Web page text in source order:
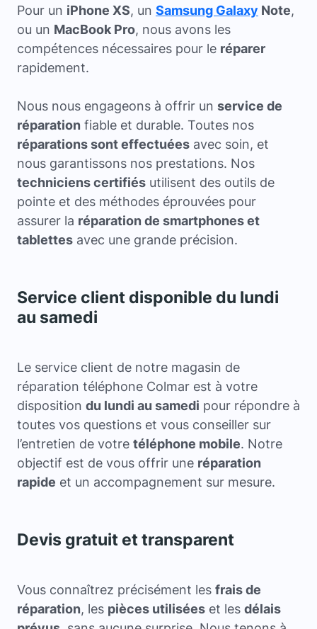
Pour un iPhone XS, un Samsung Galaxy Note,
ou un MacBook Pro, nous avons les
compétences nécessaires pour le réparer
rapidement.
Nous nous engageons à offrir un service de
réparation fiable et durable. Toutes nos
réparations sont effectuées avec soin, et
nous garantissons nos prestations. Nos
techniciens certifiés utilisent des outils de
pointe et des méthodes éprouvées pour
assurer la réparation de smartphones et
tablettes avec une grande précision.
Service client disponible du lundi
au samedi
Le service client de notre magasin de
réparation téléphone Colmar est à votre
disposition du lundi au samedi pour répondre à
toutes vos questions et vous conseiller sur
l’entretien de votre téléphone mobile. Notre
objectif est de vous offrir une réparation
rapide et un accompagnement sur mesure.
Devis gratuit et transparent
Vous connaîtrez précisément les frais de
réparation, les pièces utilisées et les délais